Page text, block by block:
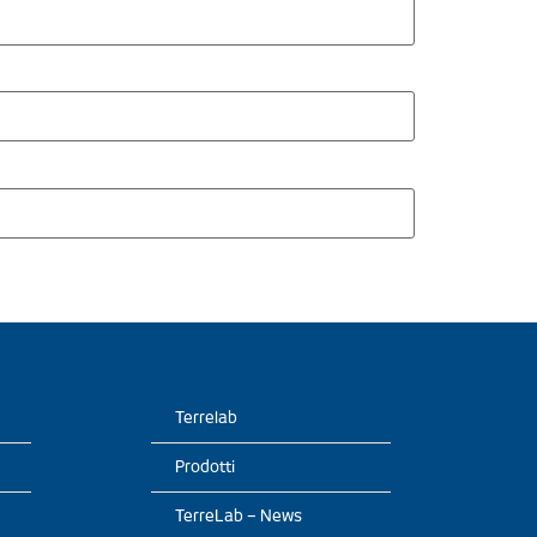
Terrelab
Prodotti
TerreLab – News